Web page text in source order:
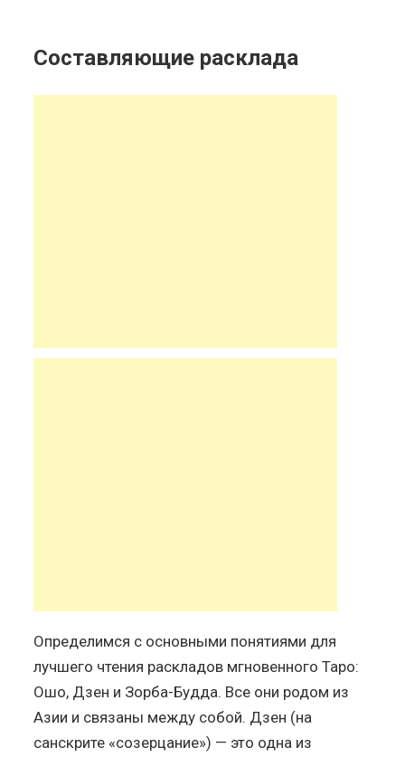
Составляющие расклада
Определимся с основными понятиями для
лучшего чтения раскладов мгновенного Таро:
Ошо, Дзен и Зорба-Будда. Все они родом из
Азии и связаны между собой. Дзен (на
санскрите «созерцание») — это одна из